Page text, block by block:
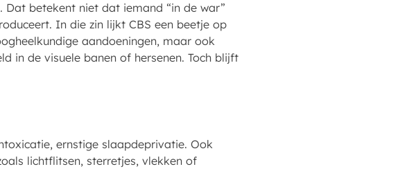
Dat betekent niet dat iemand “in de war”
In die zin lijkt CBS een beetje op
aandoeningen, maar ook
in de visuele banen of hersenen. Toch blijft
ernstige slaapdeprivatie. Ook
lichtflitsen, sterretjes, vlekken of